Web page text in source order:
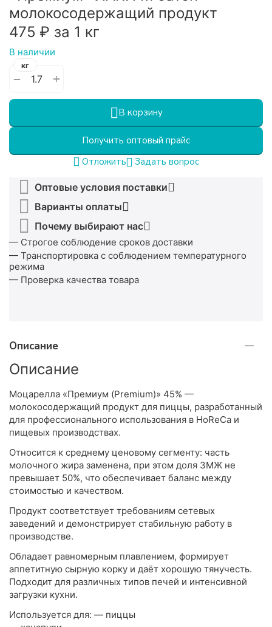
молокосодержащий продукт
‍475‍ ₽ за 1 кг
В наличии
− +
кг
В корзину
Получить оптовый прайс
Отложить
Задать вопрос
Оптовые условия поставки
Варианты оплаты
Почему выбирают нас
— Строгое соблюдение сроков доставки
— Транспортировка с соблюдением температурного
режима
— Проверка качества товара
Описание
Описание
Моцарелла «Премиум (Premium)» 45% —
молокосодержащий продукт для пиццы, разработанный
для профессионального использования в HoReCa и
пищевых производствах.
Относится к среднему ценовому сегменту: часть
молочного жира заменена, при этом доля ЗМЖ не
превышает 50%, что обеспечивает баланс между
стоимостью и качеством.
Продукт соответствует требованиям сетевых
заведений и демонстрирует стабильную работу в
производстве.
Обладает равномерным плавлением, формирует
аппетитную сырную корку и даёт хорошую тянучесть.
Подходит для различных типов печей и интенсивной
загрузки кухни.
Используется для: — пиццы